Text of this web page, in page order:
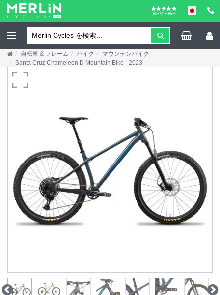
REVIEWS
自転車 & フレーム バイク
マウンテンバイク
Santa Cruz Chameleon D Mountain Bike - 2023